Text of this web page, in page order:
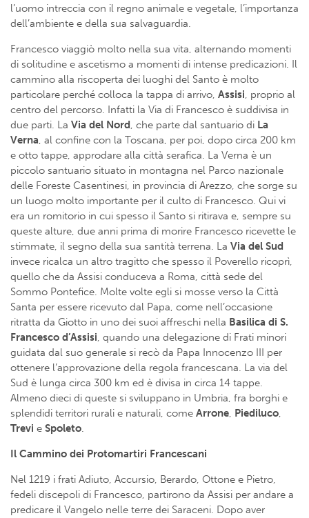
l’uomo intreccia con il regno animale e vegetale, l’importanza
dell’ambiente e della sua salvaguardia.
Francesco viaggiò molto nella sua vita, alternando momenti
di solitudine e ascetismo a momenti di intense predicazioni. Il
cammino alla riscoperta dei luoghi del Santo è molto
particolare perché colloca la tappa di arrivo, Assisi, proprio al
centro del percorso. Infatti la Via di Francesco è suddivisa in
due parti. La Via del Nord, che parte dal santuario di La
Verna, al confine con la Toscana, per poi, dopo circa 200 km
e otto tappe, approdare alla città serafica. La Verna è un
piccolo santuario situato in montagna nel Parco nazionale
delle Foreste Casentinesi, in provincia di Arezzo, che sorge su
un luogo molto importante per il culto di Francesco. Qui vi
era un romitorio in cui spesso il Santo si ritirava e, sempre su
queste alture, due anni prima di morire Francesco ricevette le
stimmate, il segno della sua santità terrena. La Via del Sud
invece ricalca un altro tragitto che spesso il Poverello ricoprì,
quello che da Assisi conduceva a Roma, città sede del
Sommo Pontefice. Molte volte egli si mosse verso la Città
Santa per essere ricevuto dal Papa, come nell’occasione
ritratta da Giotto in uno dei suoi affreschi nella Basilica di S.
Francesco d’Assisi, quando una delegazione di Frati minori
guidata dal suo generale si recò da Papa Innocenzo III per
ottenere l’approvazione della regola francescana. La via del
Sud è lunga circa 300 km ed è divisa in circa 14 tappe.
Almeno dieci di queste si sviluppano in Umbria, fra borghi e
splendidi territori rurali e naturali, come Arrone, Piediluco,
Trevi e Spoleto.
Il Cammino dei Protomartiri Francescani
Nel 1219 i frati Adiuto, Accursio, Berardo, Ottone e Pietro,
fedeli discepoli di Francesco, partirono da Assisi per andare a
predicare il Vangelo nelle terre dei Saraceni. Dopo aver